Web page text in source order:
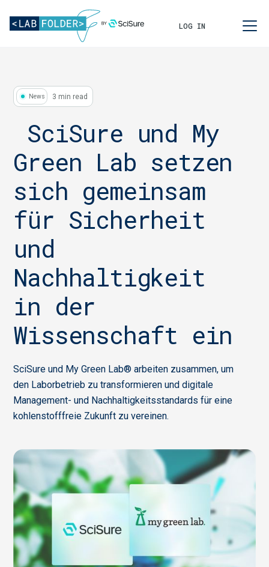
LOG IN
News 3 min read
‍ SciSure und My
Green Lab setzen
sich gemeinsam
für Sicherheit
und
Nachhaltigkeit
in der
Wissenschaft ein
SciSure und My Green Lab® arbeiten zusammen, um
den Laborbetrieb zu transformieren und digitale
Management- und Nachhaltigkeitsstandards für eine
kohlenstofffreie Zukunft zu vereinen.